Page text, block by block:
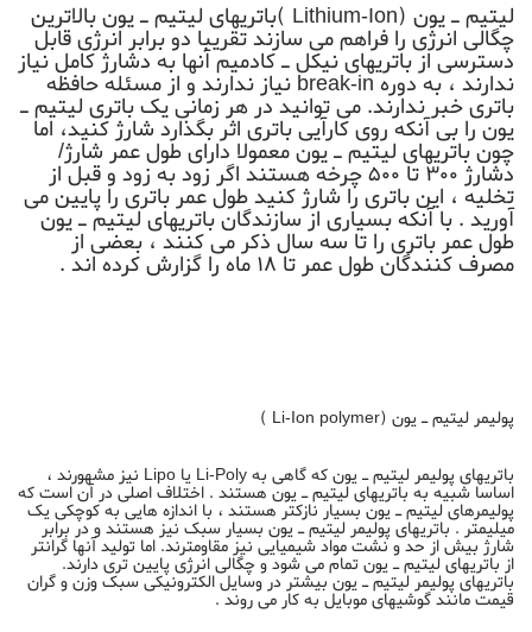
لیتیم ـ یون (Lithium-Ion )باتریهای لیتیم ـ یون بالاترین
چگالی انرژی را فراهم می سازند تقریبا دو برابر انرژی قابل
دسترسی از باتریهای نیکل ـ کادمیم آنها به دشارژ کامل نیاز
ندارند ، به دوره break-in نیاز ندارند و از مسئله حافظه
باتری خبر ندارند. می توانید در هر زمانی یک باتری لیتیم ـ
یون را بی آنکه روی کارآیی باتری اثر بگذارد شارژ کنید، اما
چون باتریهای لیتیم ـ یون معمولا دارای طول عمر شارژ/
دشارژ ۳۰۰ تا ۵۰۰ چرخه هستند اگر زود به زود و قبل از
تخلیه ، این باتری را شارژ کنید طول عمر باتری را پایین می
آورید . با آنکه بسیاری از سازندگان باتریهای لیتیم ـ یون
طول عمر باتری را تا سه سال ذکر می کنند ، بعضی از
مصرف کنندگان طول عمر تا ۱۸ ماه را گزارش کرده اند .
پولیمر لیتیم ـ یون (Li-Ion polymer )
باتریهای پولیمر لیتیم ـ یون که گاهی به Li-Poly یا Lipo نیز مشهورند ،
اساسا شبیه به باتریهای لیتیم ـ یون هستند . اختلاف اصلی در آن است که
پولیمرهای لیتیم ـ یون بسیار نازکتر هستند ، با اندازه هایی به کوچکی یک
میلیمتر . باتریهای پولیمر لیتیم ـ یون بسیار سبک نیز هستند و در برابر
شارژ بیش از حد و نشت مواد شیمیایی نیز مقاومترند. اما تولید آنها گرانتر
از باتریهای لیتیم ـ یون تمام می شود و چگالی انرژی پایین تری دارند.
باتریهای پولیمر لیتیم ـ یون بیشتر در وسایل الکترونیکی سبک وزن و گران
قیمت مانند گوشیهای موبایل به کار می روند .